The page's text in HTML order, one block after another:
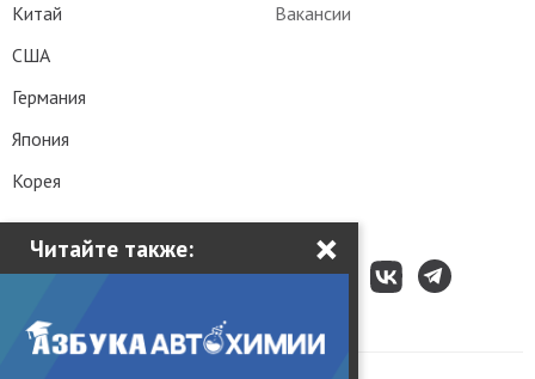
Читайте также: ×
Вакансии
Китай
США
Германия
Япония
Корея